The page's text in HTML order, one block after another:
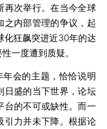
再次举行。在当今全球
之内部管理的争议，起
化狂飙突进近30年的达
一度遭到质疑。
会的主题，恰恰说明
日盛的当下世界，论坛
台的不可或缺性。而一
引力并未下降。根据论